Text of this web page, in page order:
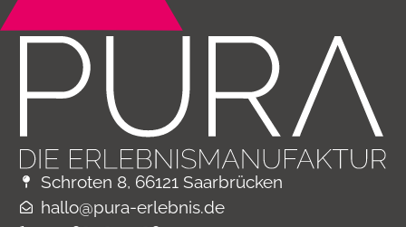
Schroten 8, 66121 Saarbrücken
hallo@pura-erlebnis.de